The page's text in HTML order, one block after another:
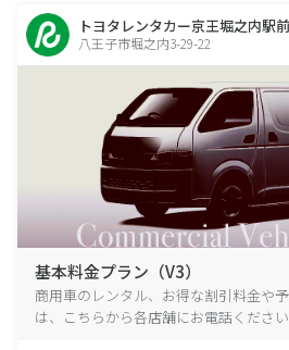
トヨタレンタカー京王堀之内駅前
八王子市堀之内3-29-22
基本料金プラン（V3）
商用車のレンタル、お得な割引料金や
は、こちらから各店舗にお電話ください